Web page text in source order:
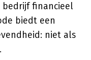
financieel
biedt een
niet als